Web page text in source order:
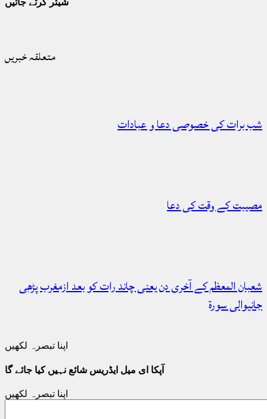
شیئر کرتے جائیں
متعلقہ خبریں
شب برات کی خصوصی دعا و عبادات
مصیبت کے وقت کی دعا
شعبان المعظم کے آخری دن یعنی چاند رات کو بعد ازمغرب پڑھی
جانیوالی سورۃ
اپنا تبصرہ لکھیں
آپکا ای میل ایڈریس شائع نہیں کیا جائے گا
اپنا تبصرہ لکھیں